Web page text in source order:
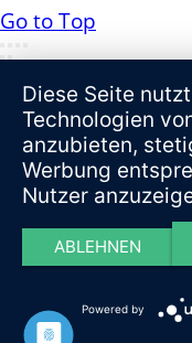
Go to Top
Diese Seite
Technologien
anzubieten,
Werbung
Nutzer
ABLEHNEN
Powered by